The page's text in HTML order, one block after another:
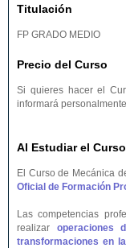
Titulación
FP GRADO MEDIO
Precio del Curso
Si quieres hacer el
informará
Al Estudiar el
El Curso de Mecánica
Oficial de Formación
Las competencias
realizar operaciones
transformaciones en